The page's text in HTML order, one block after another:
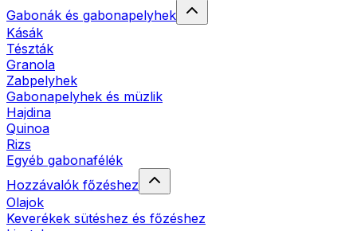
Gabonák és gabonapelyhek
Kásák
Tészták
Granola
Zabpelyhek
Gabonapelyhek és müzlik
Hajdina
Quinoa
Rizs
Egyéb gabonafélék
Hozzávalók főzéshez
Olajok
Keverékek sütéshez és főzéshez